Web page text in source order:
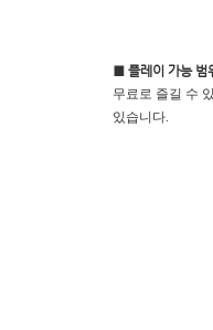
■ 플레이 가능 범
무료로 즐길 수
있습니다.